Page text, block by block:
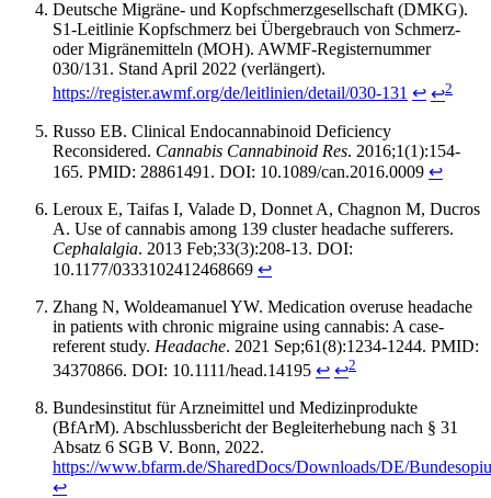
Deutsche Migräne- und Kopfschmerzgesellschaft (DMKG).
S1-Leitlinie Kopfschmerz bei Übergebrauch von Schmerz-
oder Migränemitteln (MOH). AWMF-Registernummer
030/131. Stand April 2022 (verlängert).
https://register.awmf.org/de/leitlinien/detail/030-131 ↩ ↩2
Russo EB. Clinical Endocannabinoid Deficiency
Reconsidered. Cannabis Cannabinoid Res. 2016;1(1):154-
165. PMID: 28861491. DOI: 10.1089/can.2016.0009 ↩
Leroux E, Taifas I, Valade D, Donnet A, Chagnon M, Ducros
A. Use of cannabis among 139 cluster headache sufferers.
Cephalalgia. 2013 Feb;33(3):208-13. DOI:
10.1177/0333102412468669 ↩
Zhang N, Woldeamanuel YW. Medication overuse headache
in patients with chronic migraine using cannabis: A case-
referent study. Headache. 2021 Sep;61(8):1234-1244. PMID:
34370866. DOI: 10.1111/head.14195 ↩ ↩2
Bundesinstitut für Arzneimittel und Medizinprodukte
(BfArM). Abschlussbericht der Begleiterhebung nach § 31
Absatz 6 SGB V. Bonn, 2022.
https://www.bfarm.de/SharedDocs/Downloads/DE/
↩